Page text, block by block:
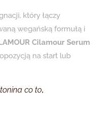
który łączy
wegańską formułą i
Cilamour Serum
na start lub
co to,